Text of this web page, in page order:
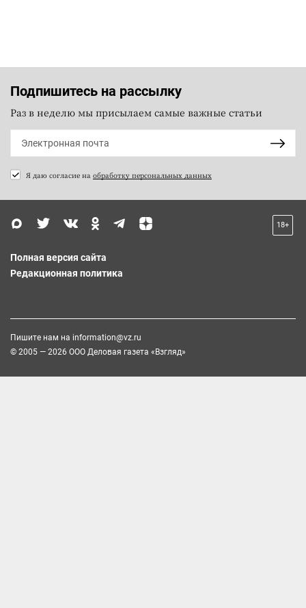
Подпишитесь на рассылку
Раз в неделю мы присылаем самые важные статьи
Я даю согласие на обработку персональных данных
18+
Полная версия сайта
Редакционная политика
Пишите нам на information@vz.ru
© 2005 — 2026 ООО Деловая газета «Взгляд»